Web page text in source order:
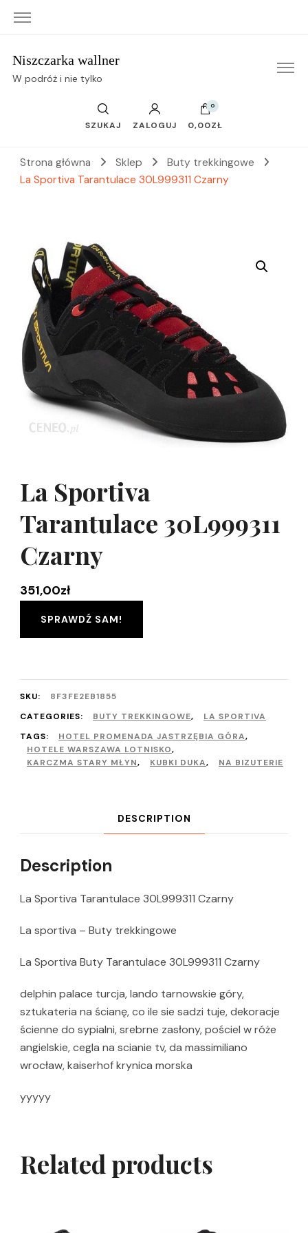
Niszczarka wallner
W podróż i nie tylko
SZUKAJ ZALOGUJ
0
0,00ZŁ
Strona główna Sklep
Buty trekkingowe
La Sportiva Tarantulace 30L999311 Czarny
La Sportiva
Tarantulace 30L999311
Czarny
351,00zł
SPRAWDŹ SAM!
SKU:
8F3FE2EB1855
CATEGORIES:
BUTY TREKKINGOWE,
LA SPORTIVA
TAGS:
HOTEL PROMENADA JASTRZĘBIA GÓRA,
HOTELE WARSZAWA LOTNISKO,
KARCZMA STARY MŁYN, KUBKI DUKA, NA BIZUTERIE
DESCRIPTION
Description
La Sportiva Tarantulace 30L999311 Czarny
La sportiva – Buty trekkingowe
La Sportiva Buty Tarantulace 30L999311 Czarny
delphin palace turcja, lando tarnowskie góry,
sztukateria na ścianę, co ile sie sadzi tuje, dekoracje
ścienne do sypialni, srebrne zasłony, pościel w róże
angielskie, cegla na scianie tv, da massimiliano
wrocław, kaiserhof krynica morska
yyyyy
Related products